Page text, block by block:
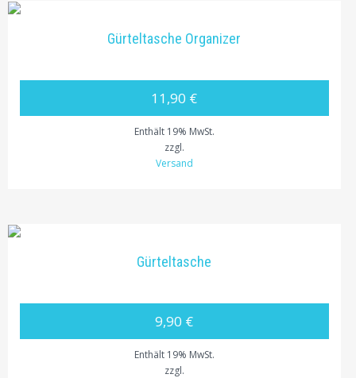
Gürteltasche Organizer
11,90 €
Enthält 19% MwSt.
zzgl.
Versand
Gürteltasche
9,90 €
Enthält 19% MwSt.
zzgl.